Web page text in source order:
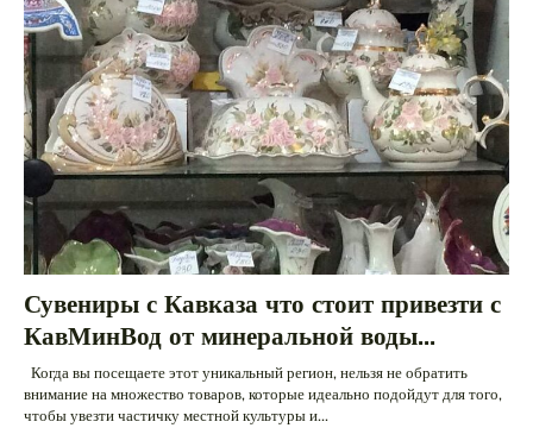
Сувениры с Кавказа что стоит привезти с
КавМинВод от минеральной воды...
внимание на множество товаров, которые идеально подойдут для того,
чтобы увезти частичку местной культуры и...